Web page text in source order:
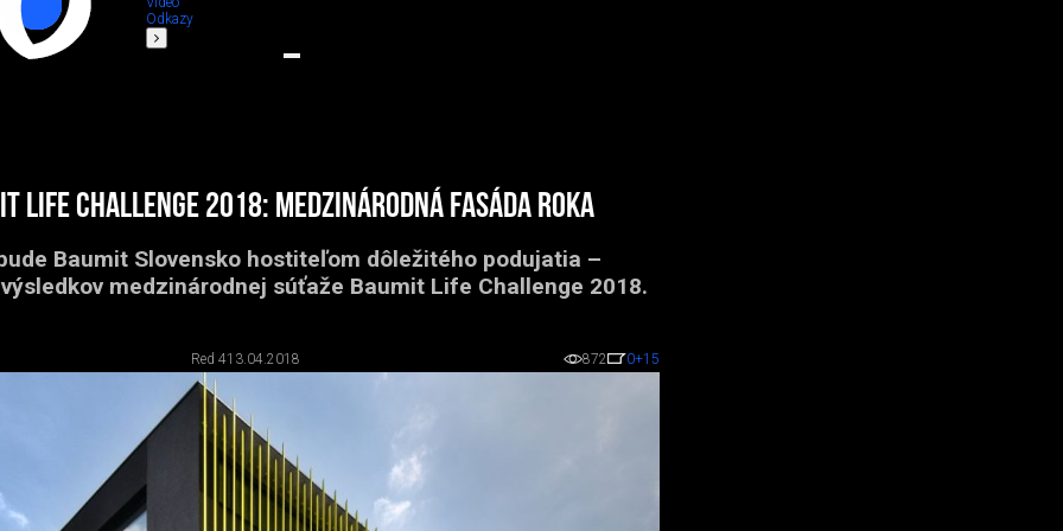
Odkazy
Life Challenge 2018: medzinárodná Fasáda roka
Baumit Slovensko hostiteľom dôležitého podujatia –
medzinárodnej súťaže Baumit Life Challenge 2018.
Red 413.04.2018 872 0+15